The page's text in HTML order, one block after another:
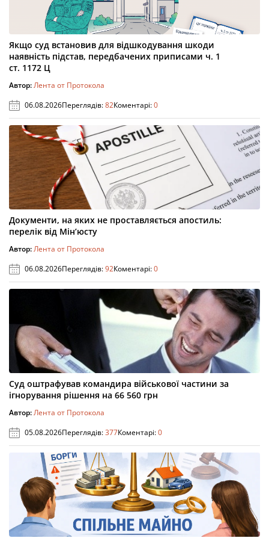
Якщо суд встановив для відшкодування шкоди
наявність підстав, передбачених приписами ч. 1
ст. 1172 Ц
Автор:Лента от Протокола
06.08.2026Переглядів:82Коментарі:0
Документи, на яких не проставляється апостиль:
перелік від Мін’юсту
Автор:Лента от Протокола
06.08.2026Переглядів:92Коментарі:0
Суд оштрафував командира військової частини за
ігнорування рішення на 66 560 грн
Автор:Лента от Протокола
05.08.2026Переглядів:377Коментарі:0